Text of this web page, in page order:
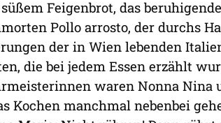
Feigenbrot, das
Pollo arrosto, der durchs
der in Wien lebenden
die bei jedem Essen erzählt
waren Nonna Nina
Kochen manchmal nebenbei